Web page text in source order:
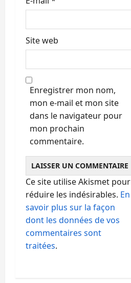
Site web
Enregistrer mon nom,
mon e-mail et mon site
dans le navigateur pour
mon prochain
commentaire.
Ce site utilise Akismet pour
réduire les indésirables. En
savoir plus sur la façon
dont les données de vos
commentaires sont
traitées.